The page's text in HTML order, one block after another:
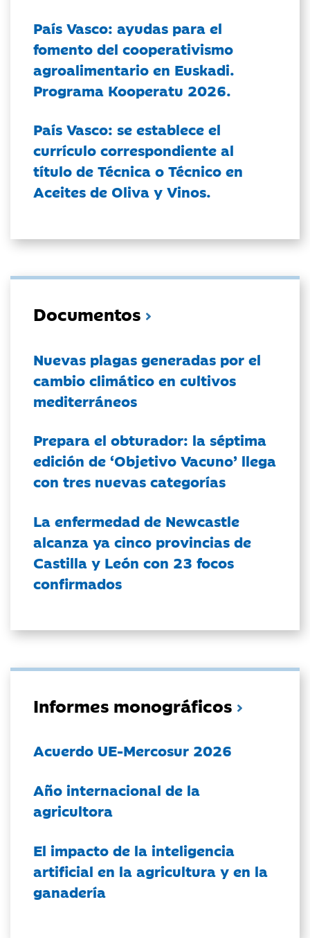
País Vasco: ayudas para el
fomento del cooperativismo
agroalimentario en Euskadi.
Programa Kooperatu 2026.
País Vasco: se establece el
currículo correspondiente al
título de Técnica o Técnico en
Aceites de Oliva y Vinos.
Documentos
Nuevas plagas generadas por el
cambio climático en cultivos
mediterráneos
Prepara el obturador: la séptima
edición de ‘Objetivo Vacuno’ llega
con tres nuevas categorías
La enfermedad de Newcastle
alcanza ya cinco provincias de
Castilla y León con 23 focos
confirmados
Informes monográficos
Acuerdo UE-Mercosur 2026
Año internacional de la
agricultora
El impacto de la inteligencia
artificial en la agricultura y en la
ganadería